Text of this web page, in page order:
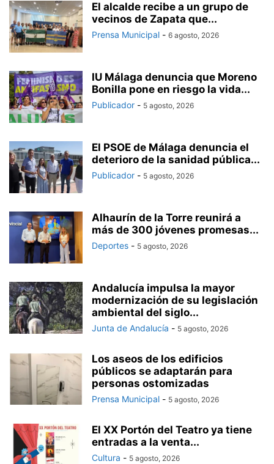
El alcalde recibe a un grupo de
vecinos de Zapata que...
Prensa Municipal - 6 agosto, 2026
IU Málaga denuncia que Moreno
Bonilla pone en riesgo la vida...
Publicador - 5 agosto, 2026
El PSOE de Málaga denuncia el
deterioro de la sanidad pública...
Publicador - 5 agosto, 2026
Alhaurín de la Torre reunirá a
más de 300 jóvenes promesas...
Deportes - 5 agosto, 2026
Andalucía impulsa la mayor
modernización de su legislación
ambiental del siglo...
Junta de Andalucía - 5 agosto, 2026
Los aseos de los edificios
públicos se adaptarán para
personas ostomizadas
Prensa Municipal - 5 agosto, 2026
El XX Portón del Teatro ya tiene
entradas a la venta...
Cultura - 5 agosto, 2026